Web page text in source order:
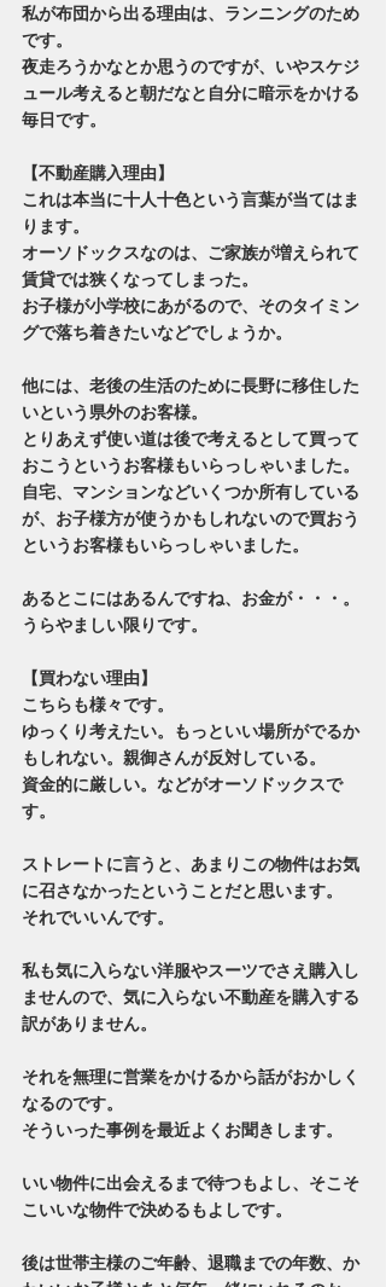
私が布団から出る理由は、ランニングのため
です。
夜走ろうかなとか思うのですが、いやスケジ
ュール考えると朝だなと自分に暗示をかける
毎日です。
【不動産購入理由】
これは本当に十人十色という言葉が当てはま
ります。
オーソドックスなのは、ご家族が増えられて
賃貸では狭くなってしまった。
お子様が小学校にあがるので、そのタイミン
グで落ち着きたいなどでしょうか。
他には、老後の生活のために長野に移住した
いという県外のお客様。
とりあえず使い道は後で考えるとして買って
おこうというお客様もいらっしゃいました。
自宅、マンションなどいくつか所有している
が、お子様方が使うかもしれないので買おう
というお客様もいらっしゃいました。
あるとこにはあるんですね、お金が・・・。
うらやましい限りです。
【買わない理由】
こちらも様々です。
ゆっくり考えたい。もっといい場所がでるか
もしれない。親御さんが反対している。
資金的に厳しい。などがオーソドックスで
す。
ストレートに言うと、あまりこの物件はお気
に召さなかったということだと思います。
それでいいんです。
私も気に入らない洋服やスーツでさえ購入し
ませんので、気に入らない不動産を購入する
訳がありません。
それを無理に営業をかけるから話がおかしく
なるのです。
そういった事例を最近よくお聞きします。
いい物件に出会えるまで待つもよし、そこそ
こいいな物件で決めるもよしです。
後は世帯主様のご年齢、退職までの年数、か